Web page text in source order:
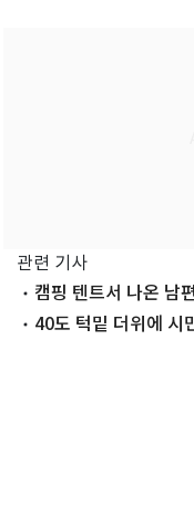
관련 기사
캠핑 텐트서 나온 남
[탐정 비밀]
40도 턱밑 더위에